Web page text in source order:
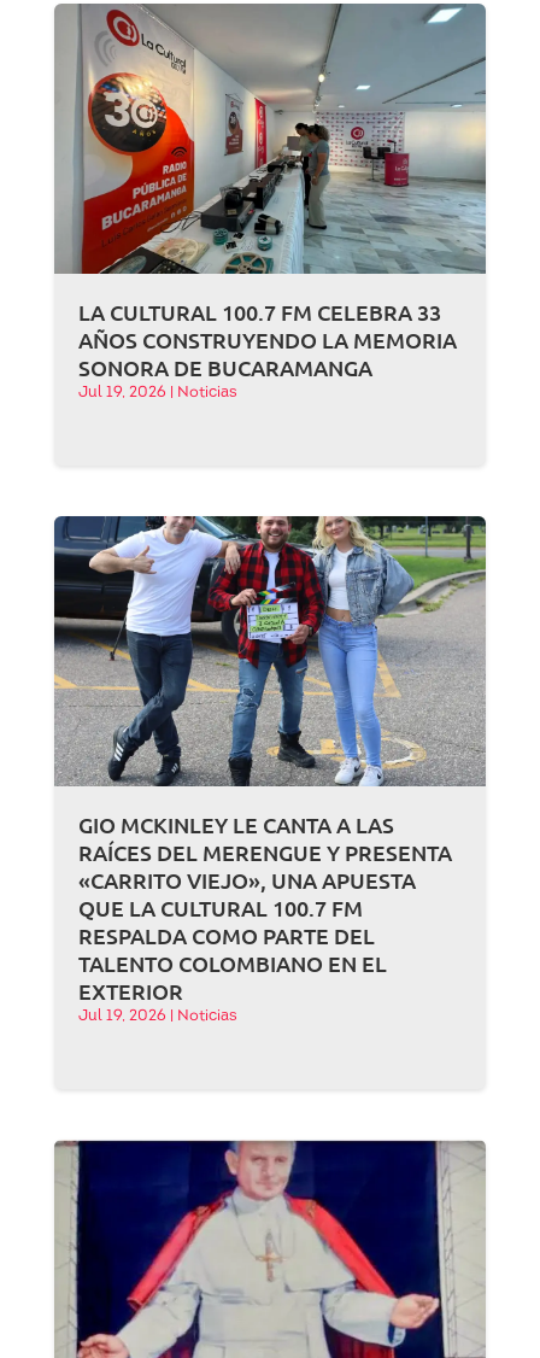
LA CULTURAL 100.7 FM CELEBRA 33
AÑOS CONSTRUYENDO LA MEMORIA
SONORA DE BUCARAMANGA
Jul 19, 2026 Noticias
GIO MCKINLEY LE CANTA A LAS
RAÍCES DEL MERENGUE Y PRESENTA
«CARRITO VIEJO», UNA APUESTA
QUE LA CULTURAL 100.7 FM
RESPALDA COMO PARTE DEL
TALENTO COLOMBIANO EN EL
EXTERIOR
Jul 19, 2026 Noticias